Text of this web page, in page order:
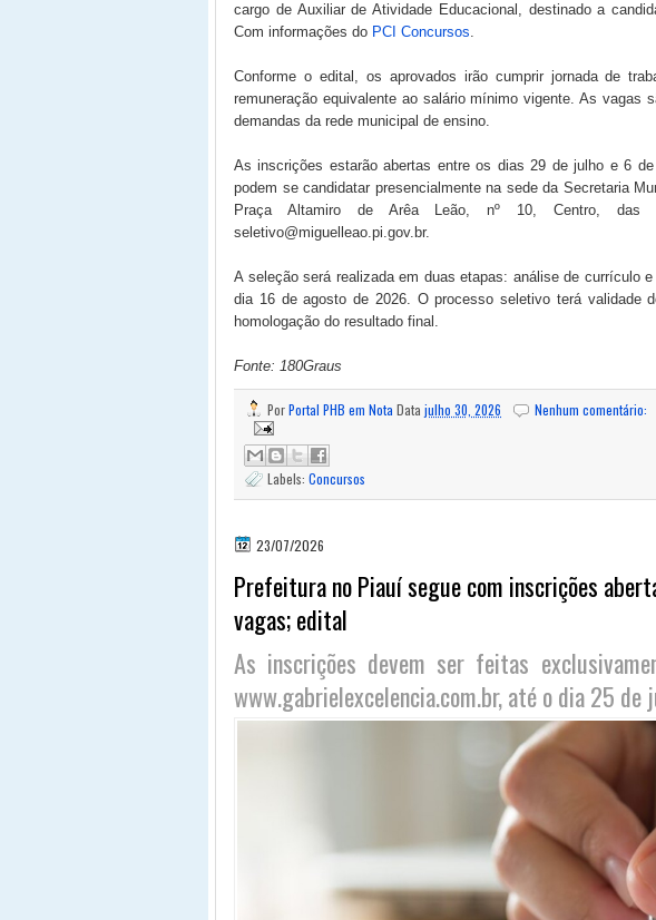
cargo de Auxiliar de Atividade Educacional, destinado a
Com informações do PCI Concursos.
Conforme o edital, os aprovados irão cumprir jornada de
remuneração equivalente ao salário mínimo vigente. As vagas
demandas da rede municipal de ensino.
As inscrições estarão abertas entre os dias 29 de julho e 6
podem se candidatar presencialmente na sede da Secretaria
Praça Altamiro de Arêa Leão, nº 10, Centro,
seletivo@miguelleao.pi.gov.br.
A seleção será realizada em duas etapas: análise de currículo
dia 16 de agosto de 2026. O processo seletivo terá validade
homologação do resultado final.
Fonte: 180Graus
PorPortal PHB em Nota Data julho 30, 2026 Nenhum comentário:
Labels: Concursos
23/07/2026
Prefeitura no Piauí segue com inscrições
vagas; edital
As inscrições devem ser feitas
www.gabrielexcelencia.com.br, até o dia 25 de